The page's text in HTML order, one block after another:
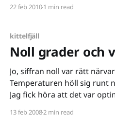
ju ändå "bara" 45 minuter försenad.
22 feb 20101 min read
kittelfjäll
Noll grader och
Jo, siffran noll var rätt
Temperaturen höll sig runt
Jag fick höra att det var
så konstigt som det kan låta
13 feb 20082 min read